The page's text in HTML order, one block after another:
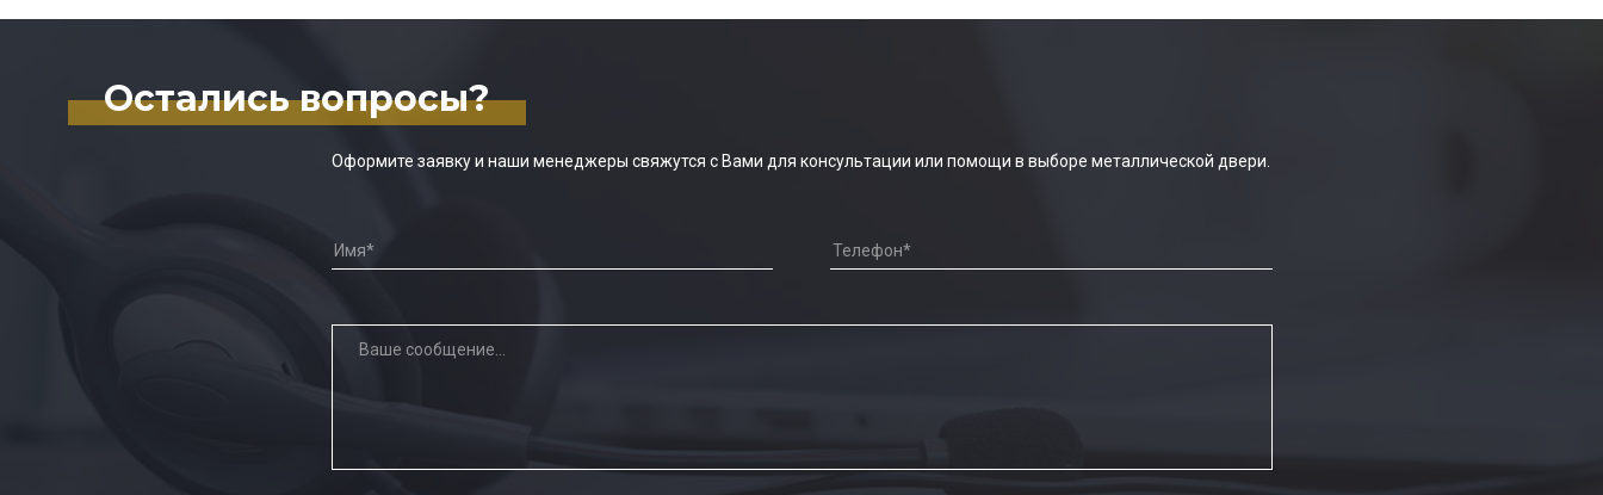
Остались вопросы?
Оформите заявку и наши менеджеры свяжутся с Вами для консультации или помощи в выборе металлической двери.